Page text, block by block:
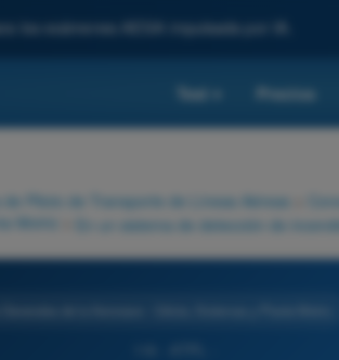
los exámenes AESA impulsada por IA.
Test Precios
de Piloto de Transporte de Líneas Aéreas
Motriz